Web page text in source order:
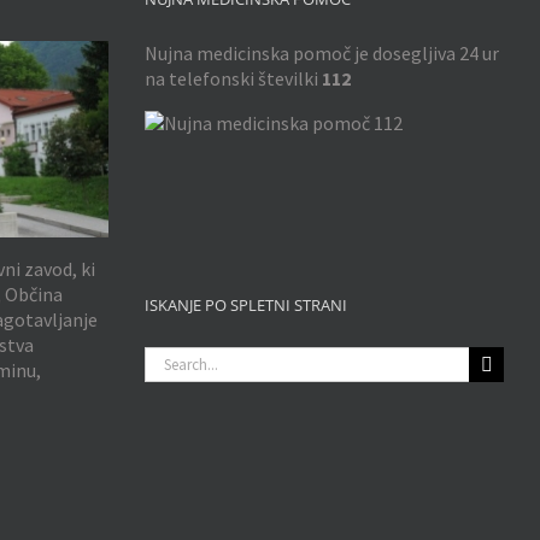
zavod, ki
Nujna medicinska pomoč je dosegljiva 24 ur
na telefonski številki 112
ISKANJE PO SPLETNI STRANI
Search
for: